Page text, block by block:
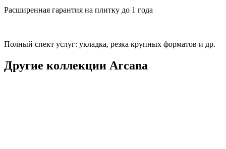
Расширенная гарантия на плитку до 1 года
Полный спект услуг: укладка, резка крупных форматов и др.
Другие коллекции Arcana